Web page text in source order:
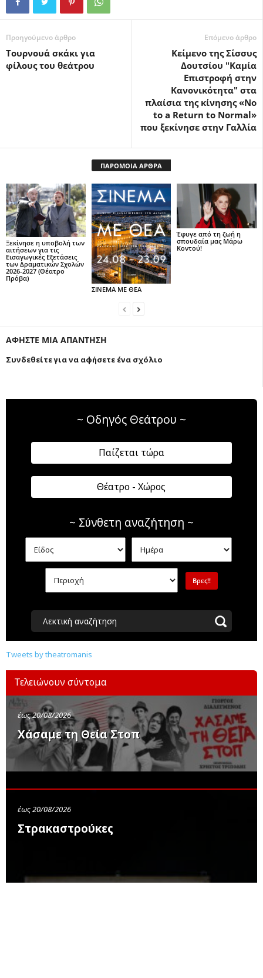
Προηγούμενο άρθρο
Τουρνουά σκάκι για
φίλους του θεάτρου
Επόμενο άρθρο
Κείμενο της Σίσσυς
Δουτσίου "Καμία
Επιστροφή στην
Κανονικότητα" στα
πλαίσια της κίνησης «No
to a Return to Normal»
που ξεκίνησε στην Γαλλία
ΠΑΡΟΜΟΙΑ ΑΡΘΡΑ
Ξεκίνησε η υποβολή των
αιτήσεων για τις
Εισαγωγικές Εξετάσεις
των Δραματικών Σχολών
2026-2027 (Θέατρο
Πρόβα)
ΣΙΝΕΜΑ ΜΕ ΘΕΑ
Έφυγε από τη ζωή η
σπουδαία μας Μάρω
Κοντού!
ΑΦΗΣΤΕ ΜΙΑ ΑΠΑΝΤΗΣΗ
Συνδεθείτε για να αφήσετε ένα σχόλιο
~ Οδηγός Θεάτρου ~
Παίζεται τώρα
Θέατρο - Χώρος
~ Σύνθετη αναζήτηση ~
Λεκτική αναζήτηση
Tweets by theatromanis
Τελειώνουν σύντομα
έως 20/08/2026
Χάσαμε τη Θεία Στοπ
έως 20/08/2026
Στρακαστρούκες